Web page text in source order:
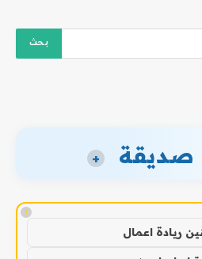
صديقة +
!
ريادة اعمال